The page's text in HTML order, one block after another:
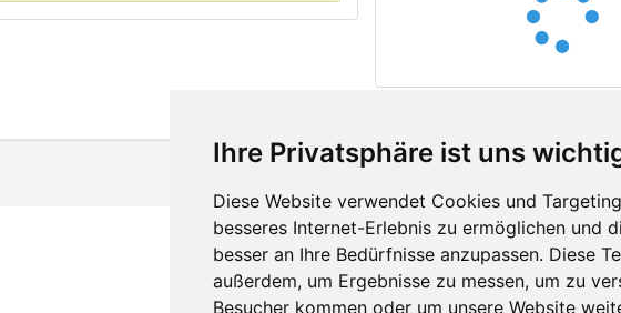
Ihre Privatsphäre ist uns
Diese Website verwendet Cookies und
besseres Internet-Erlebnis zu ermöglichen und
besser an Ihre Bedürfnisse anzupassen. Diese
außerdem, um Ergebnisse zu messen, um zu
Besucher kommen oder um unsere Website
Kontakt
Feedback
Fehler melden
Facebook
Twitter
YouTube